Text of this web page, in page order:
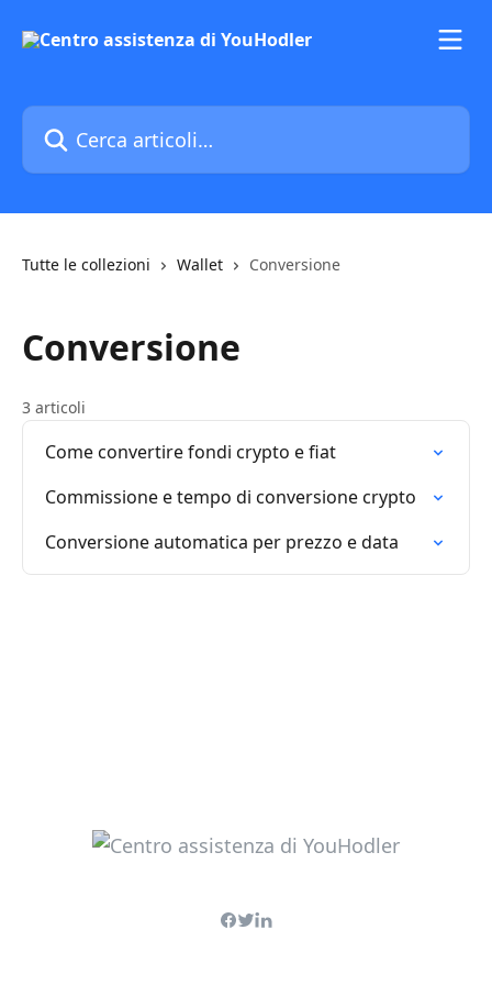
Cerca articoli…
Tutte le collezioni Wallet Conversione
Conversione
3 articoli
Come convertire fondi crypto e fiat
Commissione e tempo di conversione crypto
Conversione automatica per prezzo e data